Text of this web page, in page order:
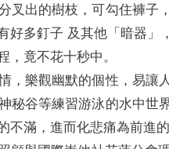
叉出的樹枝，可勾住褲子
好多釘子 及其他「暗器」
，竟不花十秒中。
樂觀幽默的個性，易讓
秘谷等練習游泳的水中世
不滿，進而化悲痛為前進